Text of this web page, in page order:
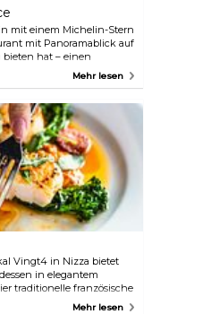
mit einem Michelin-Stern
mit Panoramablick auf
bieten hat – einen
Gemüse, das seinen
Geschmack verleiht.
Mehr lesen
Vingt4 in Nizza bietet
in elegantem
traditionelle französische
gebratenes Lamm und
Mehr lesen